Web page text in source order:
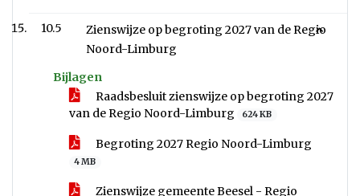
10.5
Zienswijze op begroting 2027 van de Regio
Noord-Limburg
Bijlagen
Raadsbesluit zienswijze op begroting 2027
van de Regio Noord-Limburg
624 KB
Begroting 2027 Regio Noord-Limburg
4 MB
Zienswijze gemeente Beesel - Regio